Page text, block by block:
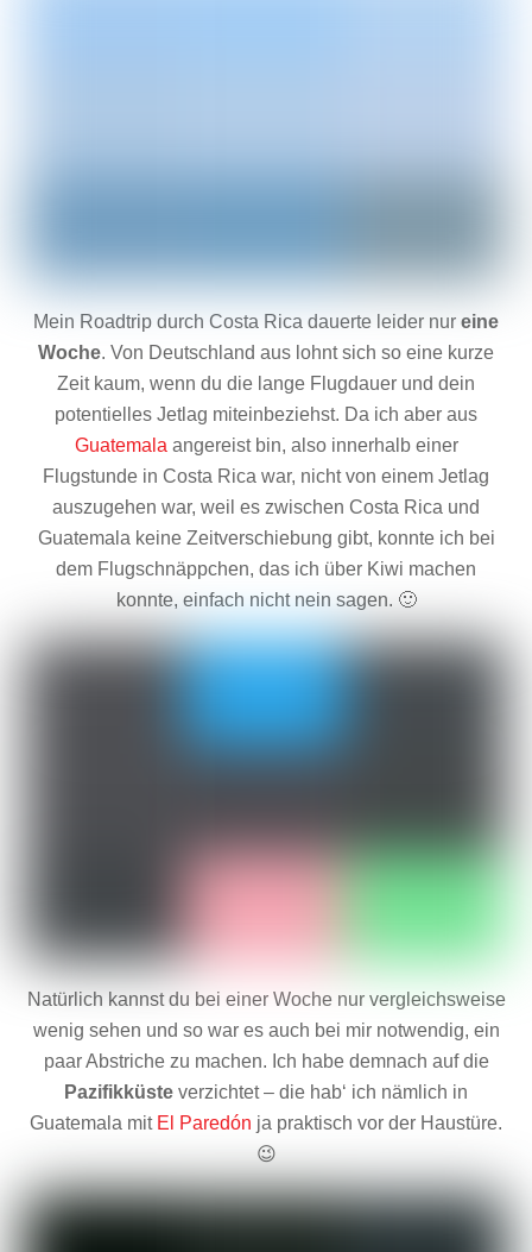
Mein Roadtrip durch Costa Rica dauerte leider nur eine
Woche. Von Deutschland aus lohnt sich so eine kurze
Zeit kaum, wenn du die lange Flugdauer und dein
potentielles Jetlag miteinbeziehst. Da ich aber aus
Guatemala angereist bin, also innerhalb einer
Flugstunde in Costa Rica war, nicht von einem Jetlag
auszugehen war, weil es zwischen Costa Rica und
Guatemala keine Zeitverschiebung gibt, konnte ich bei
dem Flugschnäppchen, das ich über Kiwi machen
konnte, einfach nicht nein sagen. 🙂
Natürlich kannst du bei einer Woche nur vergleichsweise
wenig sehen und so war es auch bei mir notwendig, ein
paar Abstriche zu machen. Ich habe demnach auf die
Pazifikküste verzichtet – die hab‘ ich nämlich in
Guatemala mit El Paredón ja praktisch vor der Haustüre.
😉